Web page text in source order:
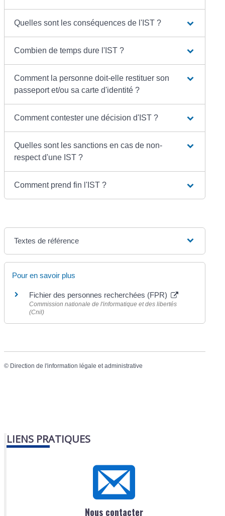
Quelles sont les conséquences de l'IST ?
Combien de temps dure l'IST ?
Comment la personne doit-elle restituer son
passeport et/ou sa carte d'identité ?
Comment contester une décision d'IST ?
Quelles sont les sanctions en cas de non-
respect d'une IST ?
Comment prend fin l'IST ?
Textes de référence
Pour en savoir plus
Fichier des personnes recherchées (FPR)
Commission nationale de l'informatique et des libertés
(Cnil)
© Direction de l'information légale et administrative
LIENS PRATIQUES
Nous contacter